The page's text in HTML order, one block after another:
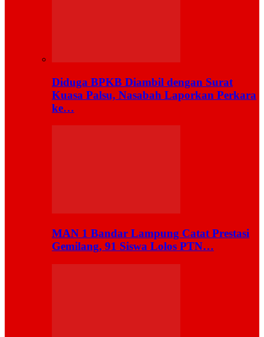
Diduga BPKB Diambil dengan Surat
Kuasa Palsu, Nasabah Laporkan Perkara
ke…
MAN 1 Bandar Lampung Catat Prestasi
Gemilang, 91 Siswa Lolos PTN…